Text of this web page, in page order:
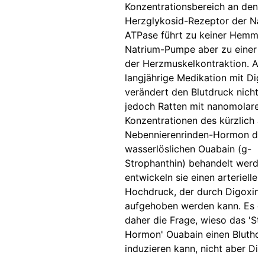
Konzentrationsbereich an den
Herzglykosid-Rezeptor der
ATPase führt zu keiner
Natrium-Pumpe aber zu einer
der Herzmuskelkontraktion.
langjährige Medikation mit
verändert den Blutdruck nicht.
jedoch Ratten mit nanomolaren
Konzentrationen des kürzlich
Nebennierenrinden-Hormon
wasserlöslichen Ouabain (g-
Strophanthin) behandelt
entwickeln sie einen arteriellen
Hochdruck, der durch
aufgehoben werden kann. Es
daher die Frage, wieso das
Hormon' Ouabain einen
induzieren kann, nicht aber